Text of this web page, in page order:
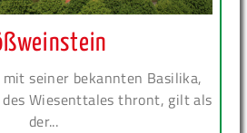
seiner bekannten Basilika,
Wiesenttales thront, gilt als
der...